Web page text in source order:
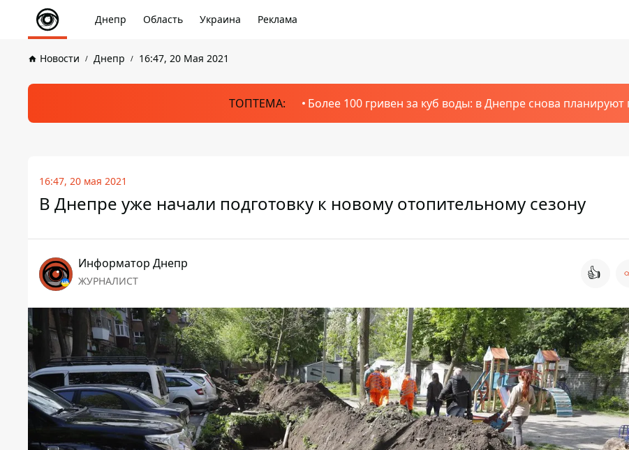
Днепр Область Украина Реклама
Новости Днепр 16:47, 20 Мая 2021
ТОПТЕМА: Более 100 гривен за куб воды: в Днепре снова
16:47, 20 мая 2021
В Днепре уже начали подготовку к новому отопительному сезону
Информатор Днепр
ЖУРНАЛИСТ 👍